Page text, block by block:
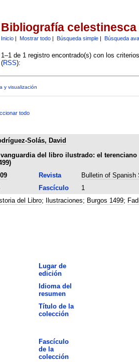
Bibliografía celestinesca
Inicio| Mostrar todo| Búsqueda simple| Búsqueda
1–1 de 1 registro encontrado(s) con los
(RSS):
y visualización
todo
Solás, David
vanguardia del libro ilustrado: el
Revista
Bulletin of Spanish
Fascículo
1
del Libro; Ilustraciones; Burgos 1499;
Lugar de
edición
Idioma del
resumen
Título de la
colección
Fascículo
de la
colección